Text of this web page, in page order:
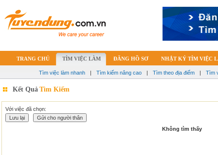
TRANG CHỦ TÌM VIỆC LÀM ĐĂNG HỒ SƠ NHẬT KÝ TÌM VIỆC
Tìm việc làm nhanh | Tìm kiếm nâng cao | Tìm theo địa điểm | Tìm
Kết Quả Tìm Kiếm
Với việc đã chọn:
Không tìm thấy